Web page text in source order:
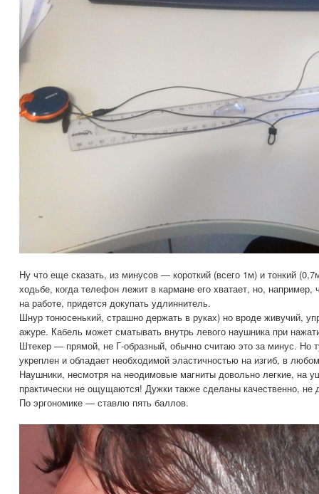
Ну что еще сказать, из минусов — короткий (всего 1м) и тонкий
ходьбе, когда телефон лежит в кармане его хватает, но, например,
на работе, придется докупать удлиннитель.
Шнур тонюсенький, страшно держать в руках) но вроде живучий,
ажуре. Кабель может сматывать внутрь левого наушника при
Штекер — прямой, не Г-образный, обычно считаю это за минус. Но
укреплен и обладает необходимой эластичностью на изгиб, в
Наушники, несмотря на неодимовые магниты довольно легкие, на
практически не ощущаются! Дужки также сделаны качественно,
По эргономике — ставлю пять баллов.